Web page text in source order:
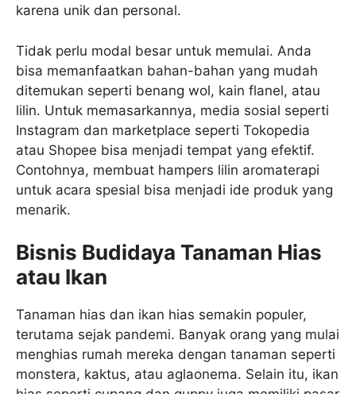
karena unik dan personal.
Tidak perlu modal besar untuk memulai. Anda
bisa memanfaatkan bahan-bahan yang mudah
ditemukan seperti benang wol, kain flanel, atau
lilin. Untuk memasarkannya, media sosial seperti
Instagram dan marketplace seperti Tokopedia
atau Shopee bisa menjadi tempat yang efektif.
Contohnya, membuat hampers lilin aromaterapi
untuk acara spesial bisa menjadi ide produk yang
menarik.
Bisnis Budidaya Tanaman Hias
atau Ikan
Tanaman hias dan ikan hias semakin populer,
terutama sejak pandemi. Banyak orang yang mulai
menghias rumah mereka dengan tanaman seperti
monstera, kaktus, atau aglaonema. Selain itu, ikan